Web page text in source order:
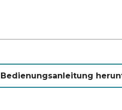
Bedienungsanleitung